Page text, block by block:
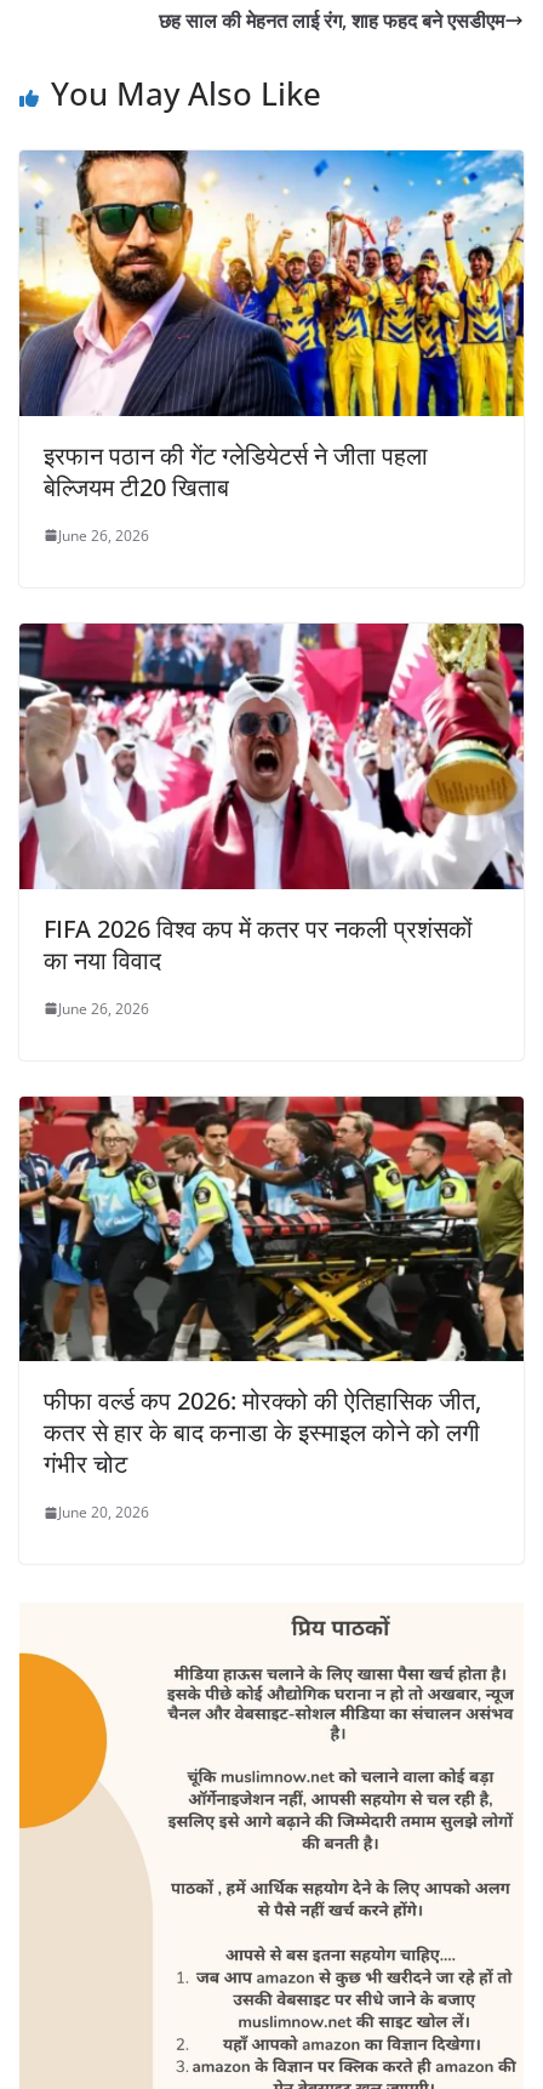
छह साल की मेहनत लाई रंग, शाह फहद बने एसडीएम
You May Also Like
इरफान पठान की गेंट ग्लेडियेटर्स ने जीता पहला
बेल्जियम टी20 खिताब
June 26, 2026
FIFA 2026 विश्व कप में कतर पर नकली प्रशंसकों
का नया विवाद
June 26, 2026
फीफा वर्ल्ड कप 2026: मोरक्को की ऐतिहासिक जीत,
कतर से हार के बाद कनाडा के इस्माइल कोने को लगी
गंभीर चोट
June 20, 2026